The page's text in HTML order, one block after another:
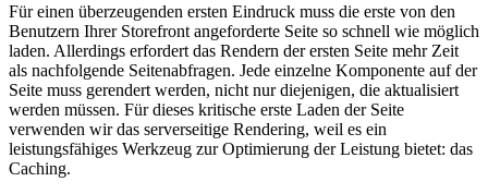
Für einen überzeugenden ersten Eindruck muss die erste von den
Benutzern Ihrer Storefront angeforderte Seite so schnell wie möglich
laden. Allerdings erfordert das Rendern der ersten Seite mehr Zeit
als nachfolgende Seitenabfragen. Jede einzelne Komponente auf der
Seite muss gerendert werden, nicht nur diejenigen, die aktualisiert
werden müssen. Für dieses kritische erste Laden der Seite
verwenden wir das serverseitige Rendering, weil es ein
leistungsfähiges Werkzeug zur Optimierung der Leistung bietet: das
Caching.